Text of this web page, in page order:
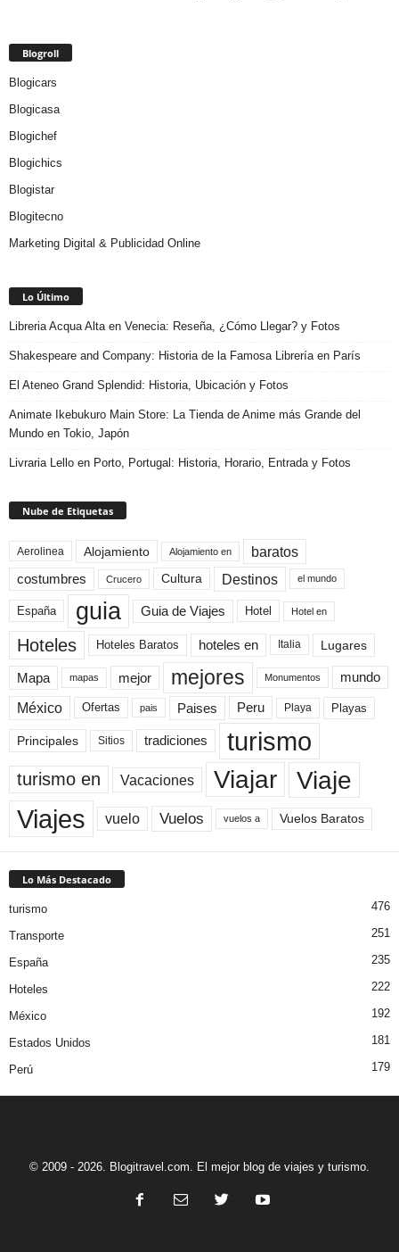
Blogroll
Blogicars
Blogicasa
Blogichef
Blogichics
Blogistar
Blogitecno
Marketing Digital & Publicidad Online
Lo Último
Libreria Acqua Alta en Venecia: Reseña, ¿Cómo Llegar? y Fotos
Shakespeare and Company: Historia de la Famosa Librería en París
El Ateneo Grand Splendid: Historia, Ubicación y Fotos
Animate Ikebukuro Main Store: La Tienda de Anime más Grande del
Mundo en Tokio, Japón
Livraria Lello en Porto, Portugal: Historia, Horario, Entrada y Fotos
Nube de Etiquetas
Aerolinea Alojamiento Alojamiento en baratos
costumbres Crucero Cultura Destinos el mundo
España guia Guia de Viajes Hotel Hotel en
Hoteles Hoteles Baratos hoteles en Italia Lugares
Mapa mapas mejor mejores Monumentos mundo
México Ofertas pais Paises Peru Playa Playas
Principales Sitios tradiciones turismo
turismo en Vacaciones Viajar Viaje
Viajes vuelo Vuelos vuelos a Vuelos Baratos
Lo Más Destacado
turismo 476
Transporte 251
España 235
Hoteles 222
México 192
Estados Unidos 181
Perú 179
© 2009 - 2026. Blogitravel.com. El mejor blog de viajes y turismo.